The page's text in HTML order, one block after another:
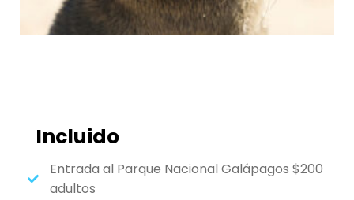
Incluido
Entrada al Parque Nacional Galápagos $200
adultos